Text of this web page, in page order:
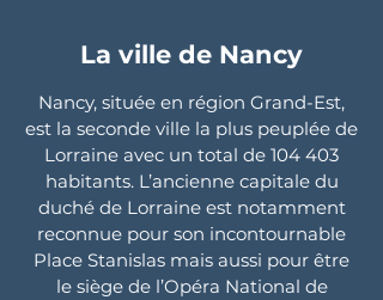
La ville de Nancy
Nancy, située en région Grand-Est,
est la seconde ville la plus peuplée de
Lorraine avec un total de 104 403
habitants. L’ancienne capitale du
duché de Lorraine est notamment
reconnue pour son incontournable
Place Stanislas mais aussi pour être
le siège de l’Opéra National de